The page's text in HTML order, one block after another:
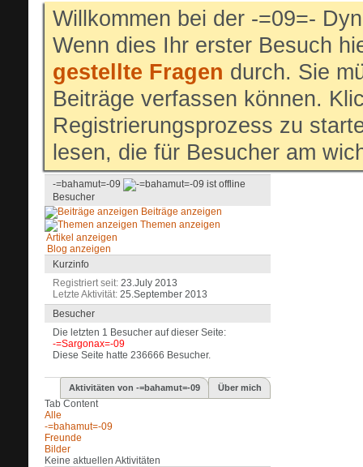
Willkommen bei der -=09=-
Wenn dies Ihr erster Besuch
gestellte Fragen durch. Sie
Beiträge verfassen können.
Registrierungsprozess zu
lesen, die für Besucher am
-=bahamut=-09
Besucher
Beiträge anzeigen
Themen anzeigen
Artikel anzeigen
Blog anzeigen
Kurzinfo
Registriert seit 23.July 2013
Letzte Aktivität 25.September 2013
Besucher
Die letzten 1 Besucher auf dieser Seite:
-=Sargonax=-09
Diese Seite hatte 236666 Besucher.
Aktivitäten von -=bahamut=-09 Über mich
Tab Content
Alle
-=bahamut=-09
Freunde
Bilder
Keine aktuellen Aktivitäten